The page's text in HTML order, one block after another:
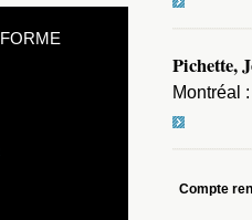
Pichette,
Montréal
Compte